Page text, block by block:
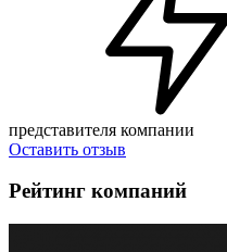
представителя компании
Оставить отзыв
Рейтинг компаний